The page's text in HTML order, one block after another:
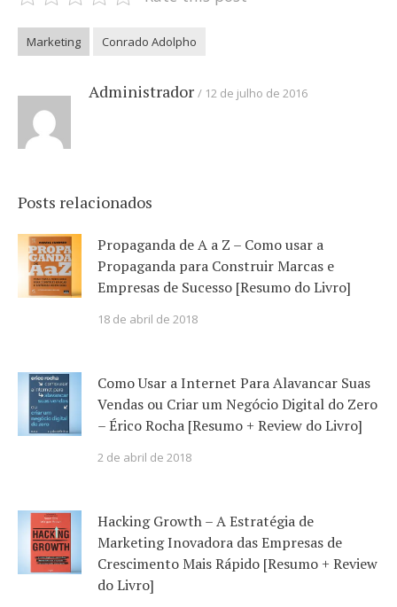
Marketing Conrado Adolpho
Administrador 12 de julho de 2016
Posts relacionados
Propaganda de A a Z – Como usar a
Propaganda para Construir Marcas e
Empresas de Sucesso [Resumo do Livro]
18 de abril de 2018
Como Usar a Internet Para Alavancar Suas
Vendas ou Criar um Negócio Digital do Zero
– Érico Rocha [Resumo + Review do Livro]
2 de abril de 2018
Hacking Growth – A Estratégia de
Marketing Inovadora das Empresas de
Crescimento Mais Rápido [Resumo + Review
do Livro]